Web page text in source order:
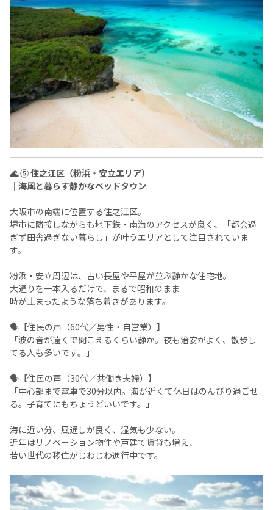
🌊 ⑤ 住之江区（粉浜・安立エリア）
｜海風と暮らす静かなベッドタウン
大阪市の南端に位置する住之江区。
堺市に隣接しながらも地下鉄・南海のアクセスが良く、「都会過
ぎず田舎過ぎない暮らし」が叶うエリアとして注目されていま
す。
粉浜・安立周辺は、古い長屋や平屋が並ぶ静かな住宅地。
大通りを一本入るだけで、まるで昭和のまま
時が止まったような落ち着きがあります。
🗣️【住民の声（60代／男性・自営業）】
「波の音が遠くで聞こえるくらい静か。夜も治安がよく、散歩し
てる人も多いです。」
🗣️【住民の声（30代／共働き夫婦）】
「中心部まで電車で30分以内。海が近くて休日はのんびり過ごせ
る。子育てにもちょうどいいです。」
海に近い分、風通しが良く、湿気も少ない。
近年はリノベーション物件や戸建て賃貸も増え、
若い世代の移住がじわじわ進行中です。